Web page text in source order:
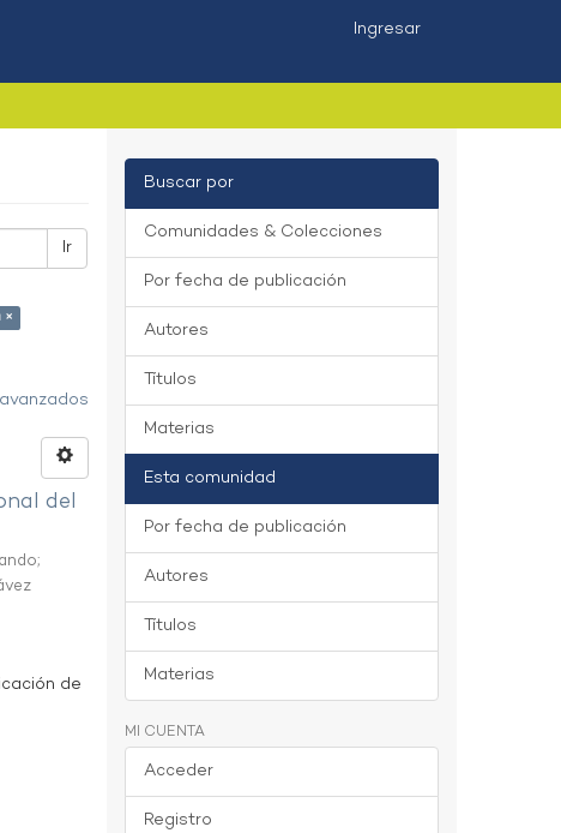
Ingresar
Ir
×
del
;
de
Buscar por
Comunidades & Colecciones
Por fecha de publicación
Autores
Títulos
Materias
Esta comunidad
Por fecha de publicación
Autores
Títulos
Materias
MI CUENTA
Acceder
Registro